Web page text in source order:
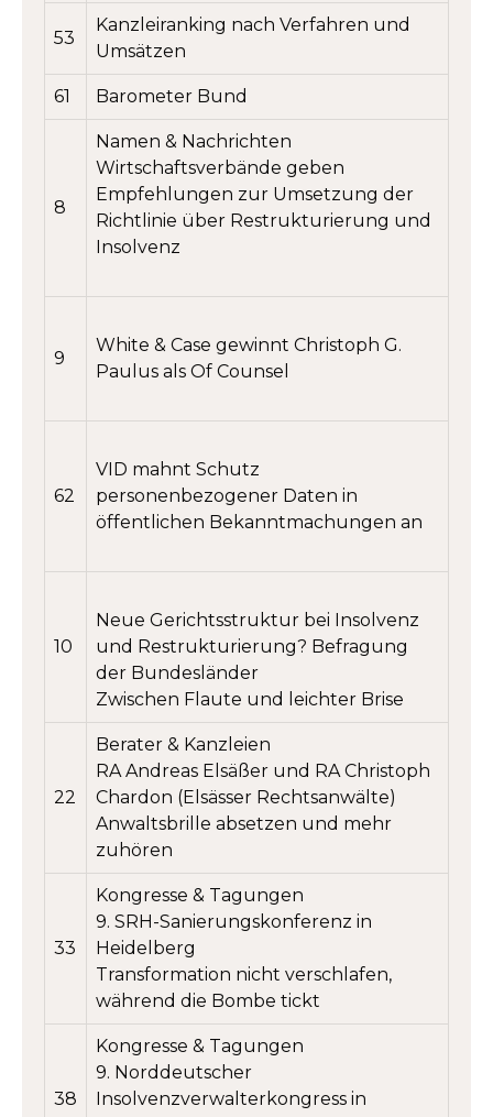
53
Kanzleiranking nach Verfahren und
Umsätzen
61 Barometer Bund
8
Namen & Nachrichten
Wirtschaftsverbände geben
Empfehlungen zur Umsetzung der
Richtlinie über Restrukturierung und
Insolvenz
9
White & Case gewinnt Christoph G.
Paulus als Of Counsel
62
VID mahnt Schutz
personenbezogener Daten in
öffentlichen Bekanntmachungen an
10
Neue Gerichtsstruktur bei Insolvenz
und Restruk­turierung? Befragung
der Bundesländer
Zwischen Flaute und leichter Brise
22
Berater & Kanzleien
RA Andreas Elsäßer und RA Christoph
Chardon (Elsässer Rechtsanwälte)
Anwaltsbrille absetzen und mehr
zuhören
33
Kongresse & Tagungen
9. SRH-Sanierungskonferenz in
Heidelberg
Transformation nicht verschlafen,
während die Bombe tickt
38
Kongresse & Tagungen
9. Norddeutscher
Insolvenzverwalterkongress in